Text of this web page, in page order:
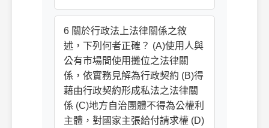
6 關於行政法上法律關係之敘
述，下列何者正確？ (A)使用人與
公有市場間使用攤位之法律關
係，依實務見解為行政契約 (B)得
藉由行政契約形成私法之法律關
係 (C)地方自治團體不得為公權利
主體，對國家主張給付請求權 (D)